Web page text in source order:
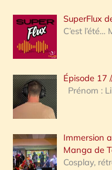
e
r
c
h
e
:
SuperFlux
C’est l’été…
Épisode 17
Prénom :
Immersion
Manga de
Cosplay,